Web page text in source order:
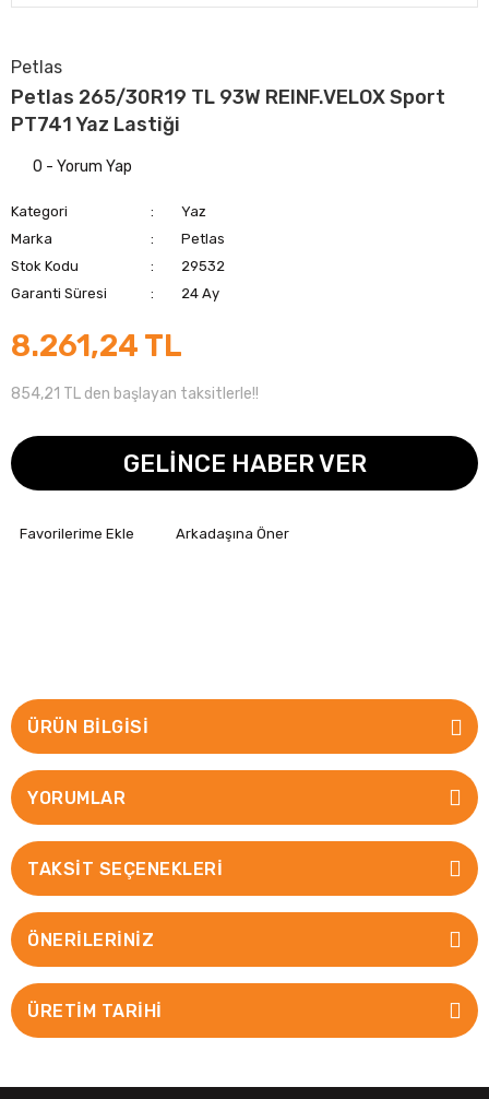
Petlas
Petlas 265/30R19 TL 93W REINF.VELOX Sport
PT741 Yaz Lastiği
0 - Yorum Yap
Kategori
Yaz
Marka
Petlas
Stok Kodu
29532
Garanti Süresi
24 Ay
8.261,24 TL
854,21 TL den başlayan taksitlerle!!
GELİNCE HABER VER
Arkadaşına Öner
ÜRÜN BILGISI
YORUMLAR
TAKSIT SEÇENEKLERI
ÖNERILERINIZ
ÜRETİM TARİHİ